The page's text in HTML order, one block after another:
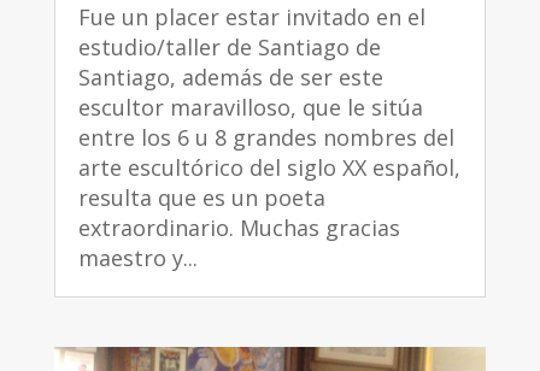
Fue un placer estar invitado en el
estudio/taller de Santiago de
Santiago, además de ser este
escultor maravilloso, que le sitúa
entre los 6 u 8 grandes nombres del
arte escultórico del siglo XX español,
resulta que es un poeta
extraordinario. Muchas gracias
maestro y...